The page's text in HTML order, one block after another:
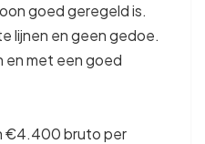
goed geregeld is.
lijnen en geen gedoe.
en met een goed
€4.400 bruto per